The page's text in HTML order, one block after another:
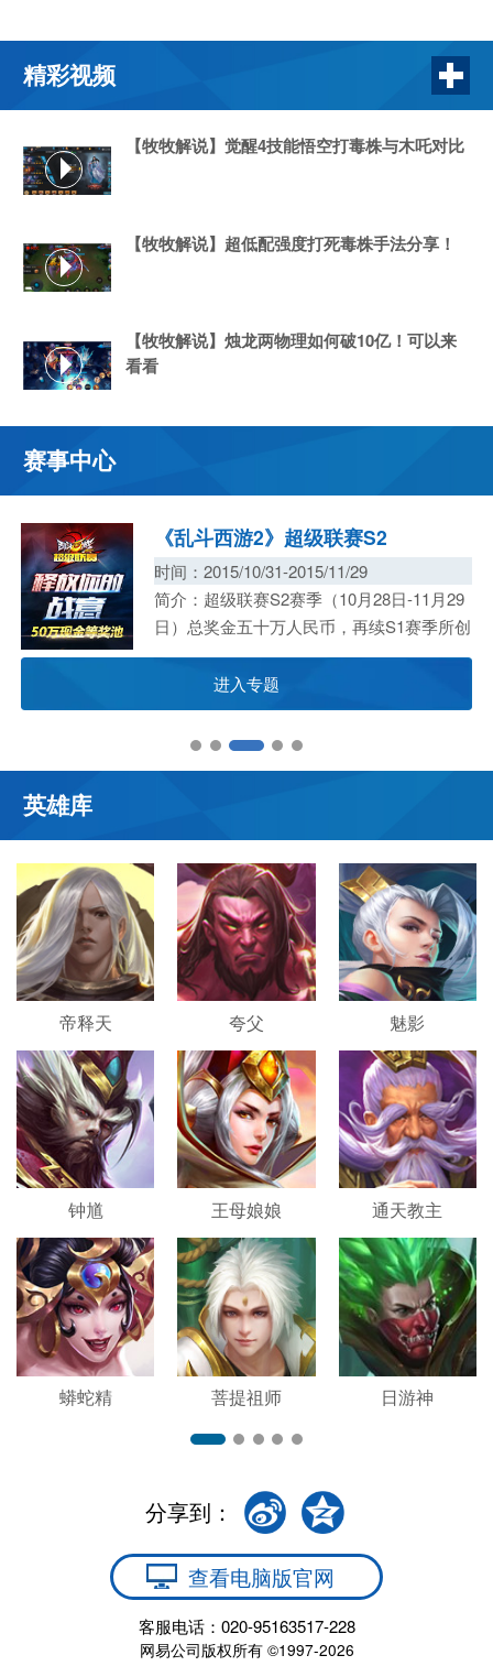
精彩视频
【牧牧解说】觉醒4技能悟空打毒株与木吒对比
【牧牧解说】超低配强度打死毒株手法分享！
【牧牧解说】烛龙两物理如何破10亿！可以来
看看
赛事中心
《乱斗西游2》超级联赛S2
时间：2015/10/31-2015/11/29
简介：超级联赛S2赛季（10月28日-11月29
日）总奖金五十万人民币，再续S1赛季所创
的手游业界单赛季现金奖励纪录！
进入专题
英雄库
帝释天 夸父 魅影
钟馗 王母娘娘 通天教主
蟒蛇精 菩提祖师 日游神
分享到：
查看电脑版官网
客服电话：020-95163517-228
网易公司版权所有 ©1997-2026